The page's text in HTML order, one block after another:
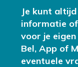
Je kunt
informatie
voor je
Bel, App of
eventuele